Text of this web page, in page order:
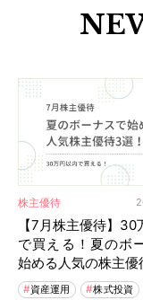
株主優待
【7月株主優待】30
で買える！夏のボ
始める人気の株主優
資産運用 株式投資